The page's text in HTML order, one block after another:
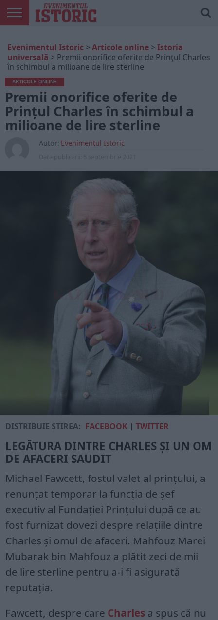
ONLINE
EDIȚII
TIPĂRITE
ISTORIC
PLAY
CONTUL
MEU
Evenimentul Istoric > Articole online > Istoria
universală > Premii onorifice oferite de Prințul Charles
în schimbul a milioane de lire sterline
ARTICOLE ONLINE
Premii onorifice oferite de
Prințul Charles în schimbul a
milioane de lire sterline
Autor: Evenimentul Istoric
DISTRIBUIE ȘTIREA: FACEBOOK |TWITTER
LEGĂTURA DINTRE CHARLES ȘI UN OM
DE AFACERI SAUDIT
Michael Fawcett, fostul valet al prințului, a
renunțat temporar la funcția de șef
executiv al Fundației Prințului după ce au
fost furnizat dovezi despre relațiile dintre
Charles și omul de afaceri. Mahfouz Marei
Mubarak bin Mahfouz a plătit zeci de mii
de lire sterline pentru a-i fi asigurată
reputația.
Fawcett, despre care Charles a spus că nu